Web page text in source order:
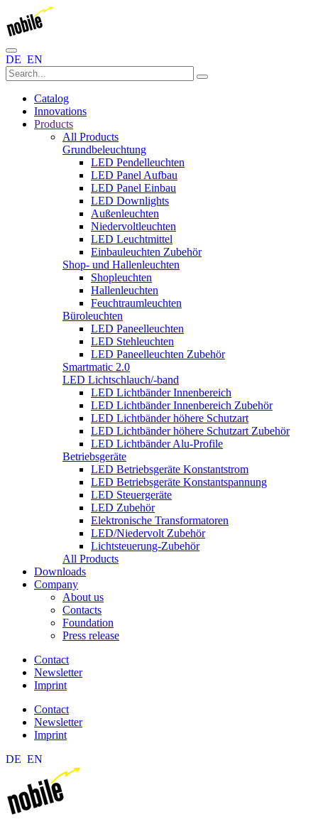
DE EN
Catalog
Innovations
Products
All Products
Grundbeleuchtung
LED Pendelleuchten
LED Panel Aufbau
LED Panel Einbau
LED Downlights
Außenleuchten
Niedervoltleuchten
LED Leuchtmittel
Einbauleuchten Zubehör
Shop- und Hallenleuchten
Shopleuchten
Hallenleuchten
Feuchtraumleuchten
Büroleuchten
LED Paneelleuchten
LED Stehleuchten
LED Paneelleuchten Zubehör
Smartmatic 2.0
LED Lichtschlauch/-band
LED Lichtbänder Innenbereich
LED Lichtbänder Innenbereich Zubehör
LED Lichtbänder höhere Schutzart
LED Lichtbänder höhere Schutzart Zubehör
LED Lichtbänder Alu-Profile
Betriebsgeräte
LED Betriebsgeräte Konstantstrom
LED Betriebsgeräte Konstantspannung
LED Steuergeräte
LED Zubehör
Elektronische Transformatoren
LED/Niedervolt Zubehör
Lichtsteuerung-Zubehör
All Products
Downloads
Company
About us
Contacts
Foundation
Press release
Contact
Newsletter
Imprint
Contact
Newsletter
Imprint
DE EN